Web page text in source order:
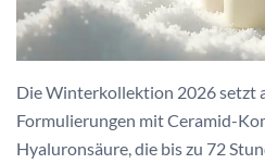
Die Winterkollektion 2026 setzt
Formulierungen mit Ceramid-
Hyaluronsäure, die bis zu 72